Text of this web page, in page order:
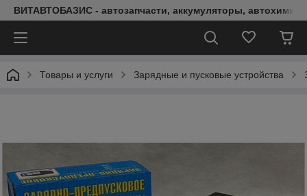
ВИТАВТОБАЗИС - автозапчасти, аккумуляторы, автохимия,
Товары и услуги Зарядные и пусковые устройства